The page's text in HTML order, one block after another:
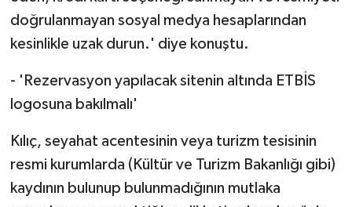
doğrulanmayan sosyal medya hesaplarından
kesinlikle uzak durun.' diye konuştu.
- 'Rezervasyon yapılacak sitenin altında ETBİS
logosuna bakılmalı'
Kılıç, seyahat acentesinin veya turizm tesisinin
resmi kurumlarda (Kültür ve Turizm Bakanlığı gibi)
kaydının bulunup bulunmadığının mutlaka